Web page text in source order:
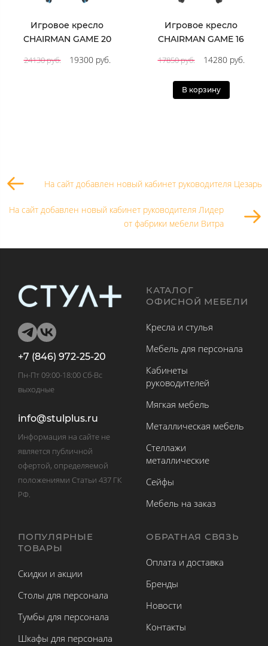
Игровое кресло
CHAIRMAN GAME 20
24130 руб.
19300 руб.
Игровое кресло
CHAIRMAN GAME 16
17850 руб.
14280 руб.
В корзину
На сайт добавлен новый кабинет руководителя Цезарь
На сайт добавлен новый кабинет руководителя Лидер
от фабрики мебели Витра
+7 (846) 972-25-20
Пн-Пт 09:00-18:00 Сб-Вс
выходные
info@stulplus.ru
Информация на сайте не
является публичной
офертой, определяемой
положениями Статьи 437 ГК
РФ.
КАТАЛОГ
ОФИСНОЙ МЕБЕЛИ
Кресла и стулья
Мебель для персонала
Кабинеты
руководителей
Мягкая мебель
Металлическая мебель
Стеллажи
металлические
Сейфы
Мебель на заказ
ПОПУЛЯРНЫЕ
ТОВАРЫ
Скидки и акции
Столы для персонала
Тумбы для персонала
Шкафы для персонала
ОБРАТНАЯ СВЯЗЬ
Оплата и доставка
Бренды
Новости
Контакты